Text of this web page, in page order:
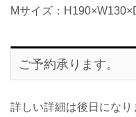
Mサイズ：
ご予約承ります。
詳しい詳細は後日にな